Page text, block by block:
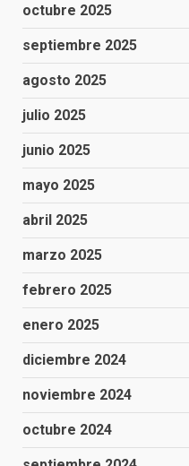
octubre 2025
septiembre 2025
agosto 2025
julio 2025
junio 2025
mayo 2025
abril 2025
marzo 2025
febrero 2025
enero 2025
diciembre 2024
noviembre 2024
octubre 2024